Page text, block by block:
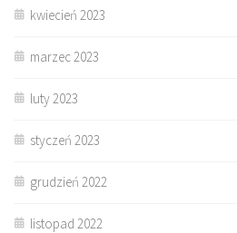
kwiecień 2023
marzec 2023
luty 2023
styczeń 2023
grudzień 2022
listopad 2022